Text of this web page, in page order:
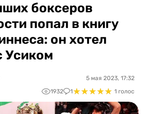
боксеров
попал в книгу
он хотел
Усиком
5 мая 2023, 17:32
1932
1★★★★★
★★★★★ 1 голос